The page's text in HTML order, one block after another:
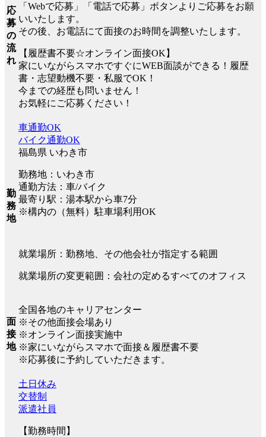
応
募
の
流
れ
「Webで応募」「電話で応募」ボタンよりご応募をお願
いいたします。
その後、お電話にて面接のお時間を調整いたします。
【履歴書不要☆オンライン面接OK】
家にいながらスマホですぐにWEB面談ができる！履歴
書・志望動機不要・私服でOK！
今までの経歴も問いません！
お気軽にご応募ください！
勤
務
地
車通勤OK
バイク通勤OK
福島県 いわき市
勤務地：いわき市
通勤方法：車/バイク
最寄り駅：湯本駅から車7分
※構内の（無料）駐車場利用OK
就業場所：勤務地、その他会社が指定する範囲
就業場所の変更範囲：会社の定めるすべてのオフィス
面
接
地
全国各地のキャリアセンター
※その他面接会場あり
※オンライン面接実施中
※家にいながらスマホで面接＆履歴書不要
※応募後に予約していただきます。
土日休み
交替制
派遣社員
【勤務時間】